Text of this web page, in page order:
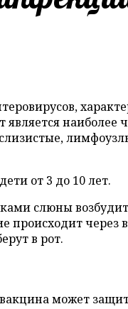
от 3 до 10 лет.
слюны
через
в рот.
может